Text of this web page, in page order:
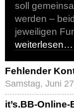
soll
werden –
jeweiligen
weiterlesen…
Fehlender
Samstag, Juni
it’s.BB-